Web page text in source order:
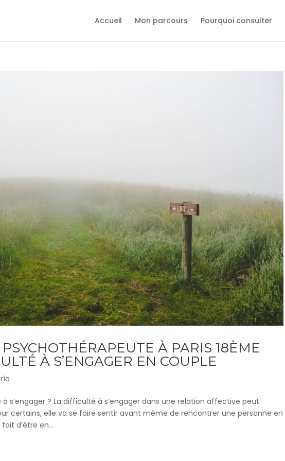
Accueil Mon parcours Pourquoi consulter
À PARIS 18ÈME
À S’ENGAGER EN COUPLE
s’engager ? La difficulté à s’engager dans une relation affective peut
certains, elle va se faire sentir avant même de rencontrer une personne en
d’être en...